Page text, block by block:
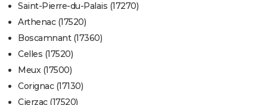
Saint-Pierre-du-Palais (17270)
Arthenac (17520)
Boscamnant (17360)
Celles (17520)
Meux (17500)
Corignac (17130)
Cierzac (17520)